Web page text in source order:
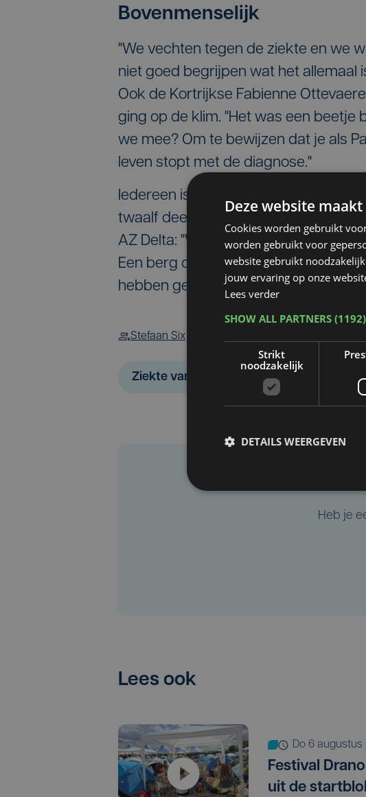
Bovenmenselijk
"We vechten tegen de ziekte en we
niet goed begrijpen wat het allemaal
Ook de Kortrijkse Fabienne
ging op de klim. "Het was een beetje
we mee? Om te bewijzen dat je als
leven stopt met de diagnose."
Iedereen is op de reis duidelijk boven
twaalf deelnemers als de mensen
AZ Delta: "We hebben een berg
Een berg die onder de klimmers
hebben gedaan was behoorlijk
Stefaan Six
Ziekte van Parkinson
Heb je
Lees ook
do 6 augustus
Festival
uit de
Deze website
Cookies worden gebruikt
worden gebruikt voor
website gebruikt
jouw ervaring op onze
Lees verder
SHOW ALL PARTNERS
Strikt
noodzakelijk
DETAILS WEERGEVEN